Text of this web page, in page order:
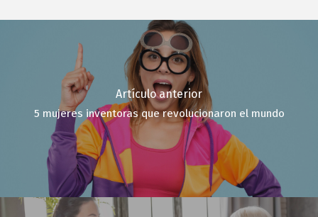
Artículo anterior
5 mujeres inventoras que revolucionaron el mundo